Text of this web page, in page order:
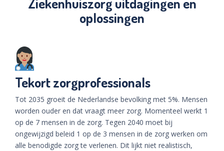
oplossingen
Tekort zorgprofessionals
Tot 2035 groeit de Nederlandse bevolking met 5%. Mensen
worden ouder en dat vraagt meer zorg. Momenteel werkt 1
op de 7 mensen in de zorg. Tegen 2040 moet bij
ongewijzigd beleid 1 op de 3 mensen in de zorg werken om
alle benodigde zorg te verlenen. Dit lijkt niet realistisch,